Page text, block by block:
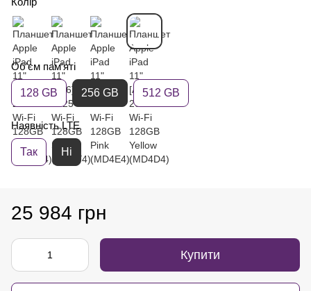
Об'єм пам'яті
128 GB 256 GB 512 GB
Наявність LTE
Так Ні
25 984 грн
Купити